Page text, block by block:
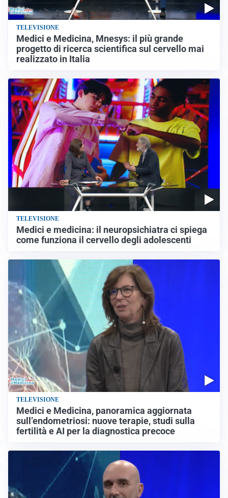
TELEVISIONE
Medici e Medicina, Mnesys: il più grande
progetto di ricerca scientifica sul cervello mai
realizzato in Italia
TELEVISIONE
Medici e medicina: il neuropsichiatra ci spiega
come funziona il cervello degli adolescenti
TELEVISIONE
Medici e Medicina, panoramica aggiornata
sull’endometriosi: nuove terapie, studi sulla
fertilità e AI per la diagnostica precoce